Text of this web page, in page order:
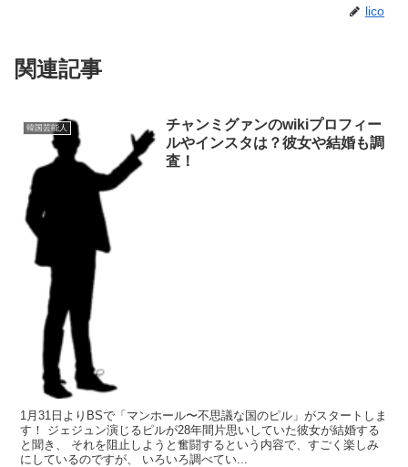
lico
関連記事
韓国芸能人
チャンミグァンのwikiプロフィー
ルやインスタは？彼女や結婚も調
査！
1月31日よりBSで「マンホール〜不思議な国のピル」がスタートしま
す！ ジェジュン演じるピルが28年間片思いしていた彼女が結婚する
と聞き、 それを阻止しようと奮闘するという内容で、すごく楽しみ
にしているのですが、 いろいろ調べてい...